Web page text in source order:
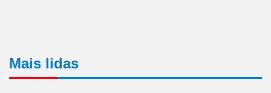
Mais lidas